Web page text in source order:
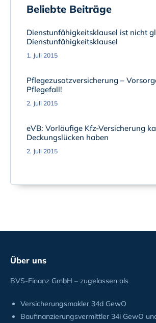
Beliebte Beiträge
Dienstunfähigkeitsklausel ist nicht
Dienstunfähigkeitsklausel
1. Juli 2015
Pflegezusatzversicherung –
Pflegefall!
2. Juli 2015
eVB: Vorläufige Kfz-Versicherung
Deckungslücken haben
2. Juli 2015
Über uns
BVS-Finanz GmbH – zugelassen als
Versicherungsmakler 34d GewO
Baufinanzierungsvermittler 34i GewO